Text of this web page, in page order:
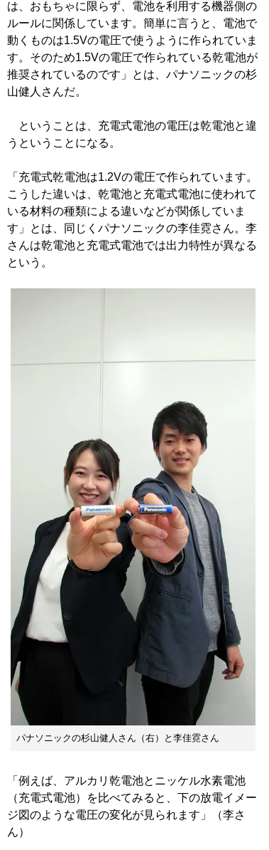
は、おもちゃに限らず、電池を利用する機器側の
ルールに関係しています。簡単に言うと、電池で
動くものは1.5Vの電圧で使うように作られていま
す。そのため1.5Vの電圧で作られている乾電池が
推奨されているのです」とは、パナソニックの杉
山健人さんだ。
ということは、充電式電池の電圧は乾電池と違
うということになる。
「充電式乾電池は1.2Vの電圧で作られています。
こうした違いは、乾電池と充電式電池に使われて
いる材料の種類による違いなどが関係していま
す」とは、同じくパナソニックの李佳霓さん。李
さんは乾電池と充電式電池では出力特性が異なる
という。
パナソニックの杉山健人さん（右）と李佳霓さん
「例えば、アルカリ乾電池とニッケル水素電池
（充電式電池）を比べてみると、下の放電イメー
ジ図のような電圧の変化が見られます」（李さ
ん）